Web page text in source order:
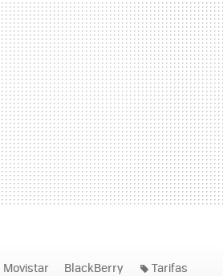
Movistar BlackBerry Tarifas